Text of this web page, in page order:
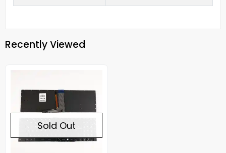
Recently Viewed
Sold Out